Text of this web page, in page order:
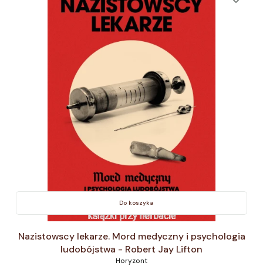
Do koszyka
Nazistowscy lekarze. Mord medyczny i psychologia
ludobójstwa - Robert Jay Lifton
Horyzont